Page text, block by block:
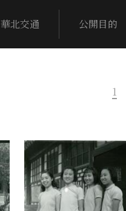
華北交通 公開目的
1